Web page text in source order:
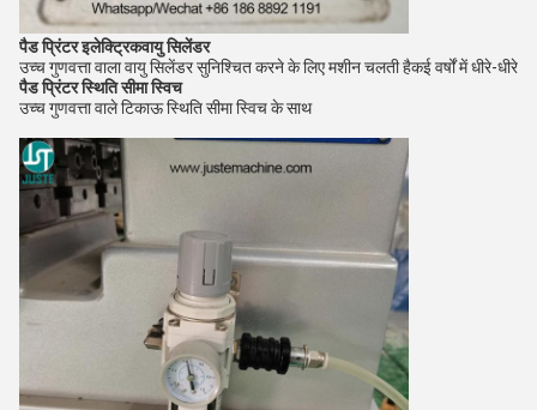
पैड प्रिंटर इलेक्ट्रिकवायु सिलेंडर
उच्च गुणवत्ता वाला वायु सिलेंडर सुनिश्चित करने के लिए मशीन चलती हैकई वर्षों में धीरे-धीरे
पैड प्रिंटरस्थिति सीमा स्विच
उच्च गुणवत्ता वाले टिकाऊ स्थिति सीमा स्विच के साथ